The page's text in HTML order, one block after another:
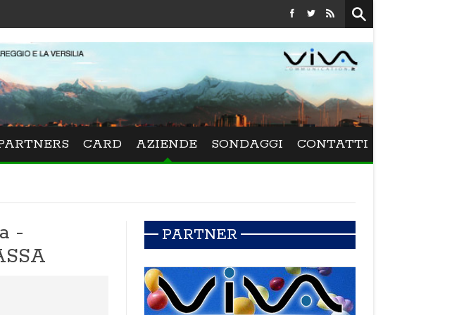
Festival La Versiliana - La direttrice lucchese Beatrice
CARD AZIENDE SONDAGGI CONTATTI
-
PARTNER